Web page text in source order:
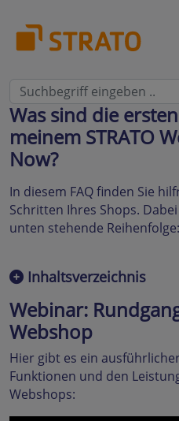
Was sind die
meinem STRATO
Now?
In diesem FAQ finden Sie
Schritten Ihres Shops.
unten stehende Reihenfolge:
Inhaltsverzeichnis
Webinar:
Webshop
Hier gibt es ein
Funktionen und den
Webshops: